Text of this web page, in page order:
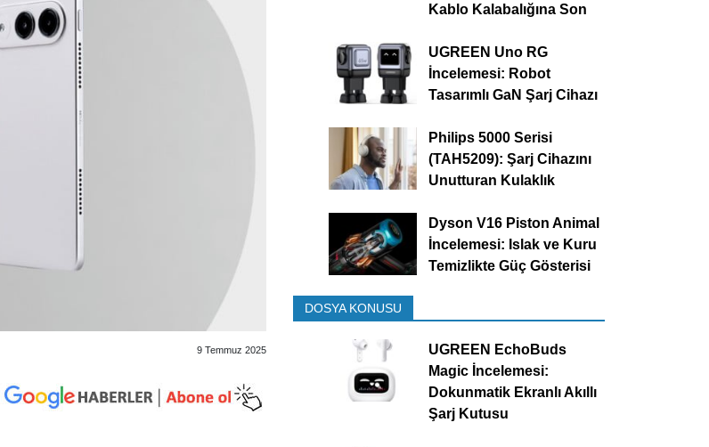
9 Temmuz 2025
Kablo Kalabalığına Son
UGREEN Uno RG
İncelemesi: Robot
Tasarımlı GaN Şarj Cihazı
Philips 5000 Serisi
(TAH5209): Şarj Cihazını
Unutturan Kulaklık
Dyson V16 Piston Animal
İncelemesi: Islak ve Kuru
Temizlikte Güç Gösterisi
DOSYA KONUSU
UGREEN EchoBuds
Magic İncelemesi:
Dokunmatik Ekranlı Akıllı
Şarj Kutusu